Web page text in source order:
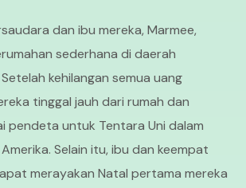
dan ibu mereka, Marmee,
sederhana di daerah
kehilangan semua uang
tinggal jauh dari rumah dan
pendeta untuk Tentara Uni dalam
Selain itu, ibu dan keempat
merayakan Natal pertama mereka